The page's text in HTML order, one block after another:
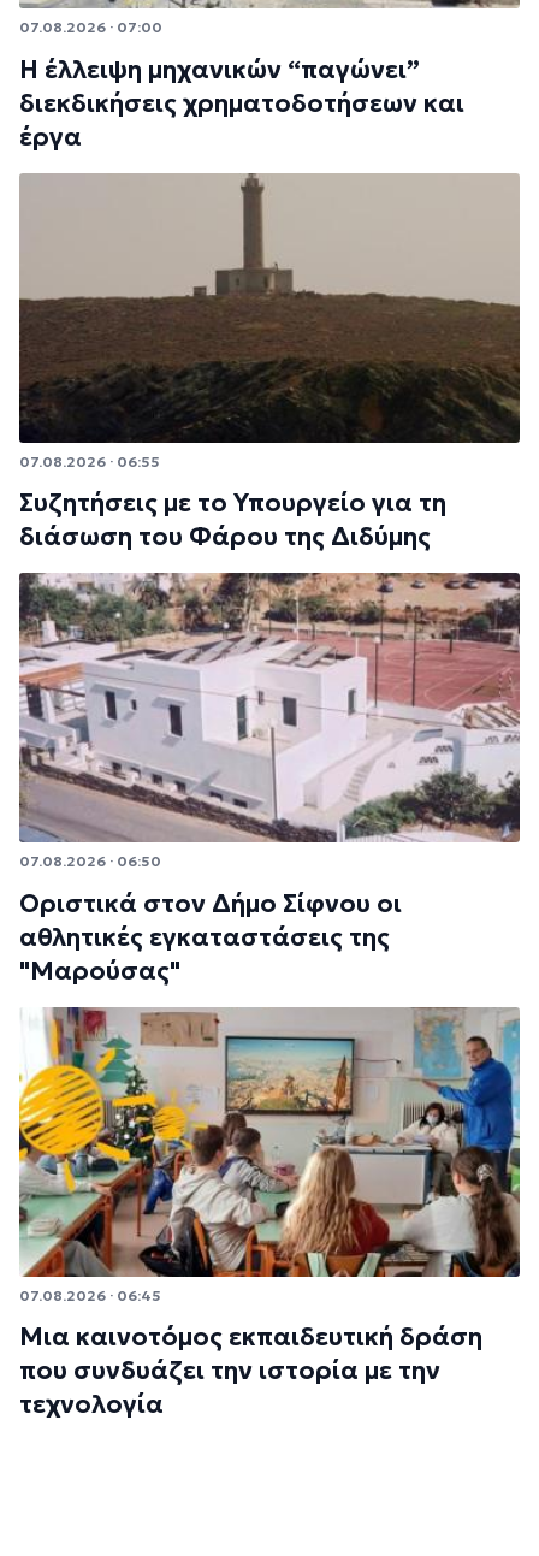
07.08.2026 · 07:00
Η έλλειψη μηχανικών “παγώνει”
διεκδικήσεις χρηματοδοτήσεων και
έργα
07.08.2026 · 06:55
Συζητήσεις με το Υπουργείο για τη
διάσωση του Φάρου της Διδύμης
07.08.2026 · 06:50
Οριστικά στον Δήμο Σίφνου οι
αθλητικές εγκαταστάσεις της
"Μαρούσας"
07.08.2026 · 06:45
Μια καινοτόμος εκπαιδευτική δράση
που συνδυάζει την ιστορία με την
τεχνολογία